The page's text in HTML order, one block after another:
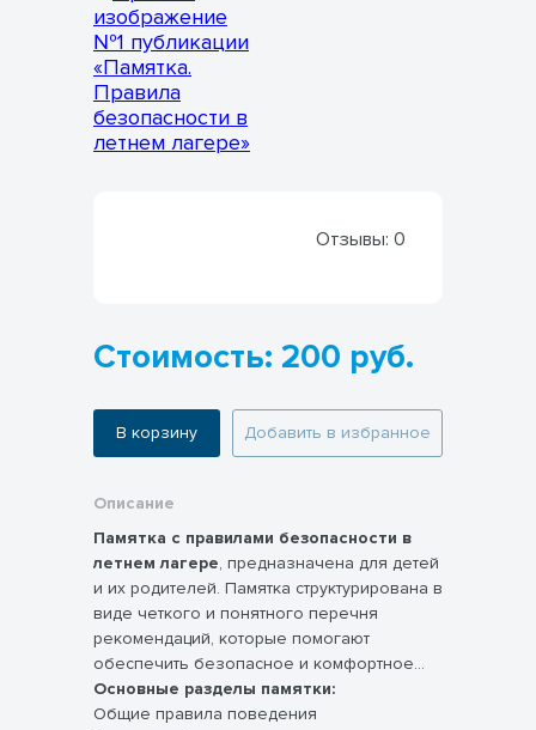
Отзывы: 0
Стоимость: 200 руб.
В корзину Добавить в избранное
Описание
Памятка с правилами безопасности в
летнем лагере, предназначена для детей
и их родителей. Памятка структурирована в
виде четкого и понятного перечня
рекомендаций, которые помогают
обеспечить безопасное и комфортное
пребывание ребенка в лагере.
Основные разделы памятки:
Общие правила поведения